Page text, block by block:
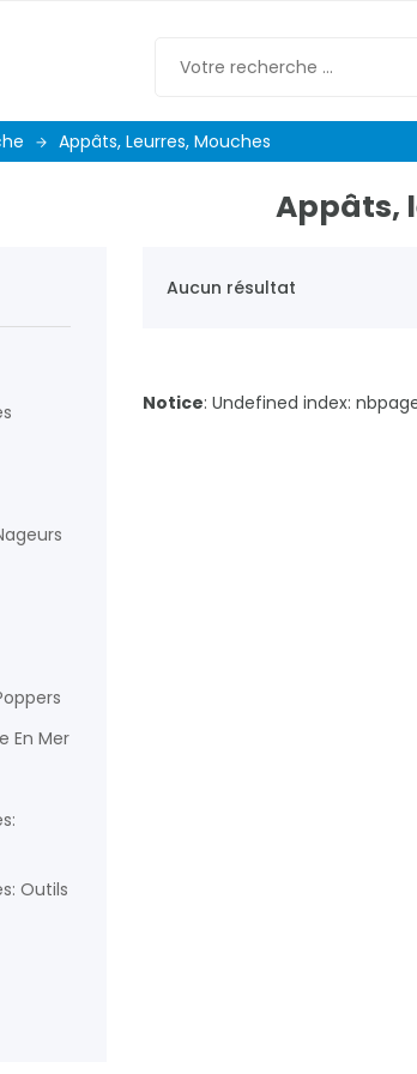
Appâts, Leurres, Mouches
Appâts,
En Mer
Outils
Aucun résultat
Notice: Undefined index: